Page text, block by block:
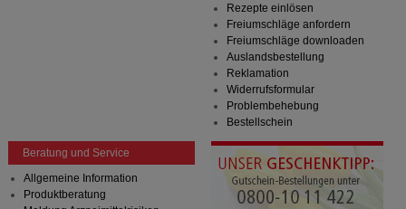
Rezepte einlösen
Freiumschläge anfordern
Freiumschläge downloaden
Auslandsbestellung
Reklamation
Widerrufsformular
Problembehebung
Bestellschein
Beratung und Service
Allgemeine Information
Produktberatung